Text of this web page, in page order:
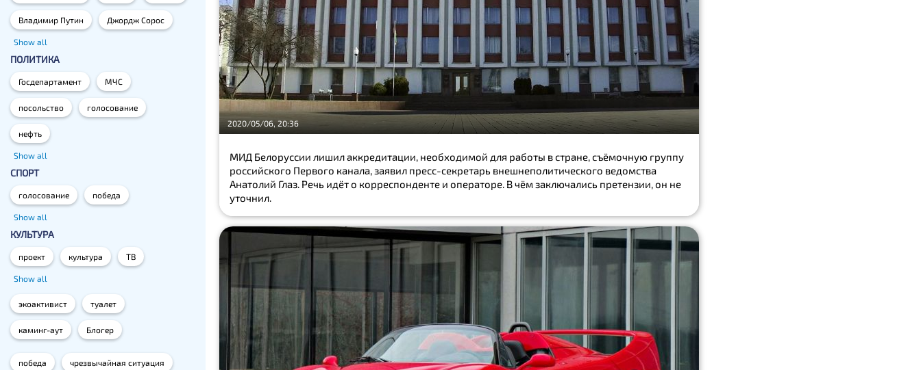
Владимир Путин Джордж Сорос
Show all
ПОЛИТИКА
Госдепартамент МЧС
посольство голосование
нефть
Show all
СПОРТ
голосование победа
Show all
КУЛЬТУРА
проект культура ТВ
Show all
экоактивист туалет
каминг-аут Блогер
победа чрезвычайная ситуация
2020/05/06, 20:36
МИД Белоруссии лишил аккредитации, необходимой для работы в стране, съёмочную группу
российского Первого канала, заявил пресс-секретарь внешнеполитического ведомства
Анатолий Глаз. Речь идёт о корреспонденте и операторе. В чём заключались претензии, он не
уточнил.